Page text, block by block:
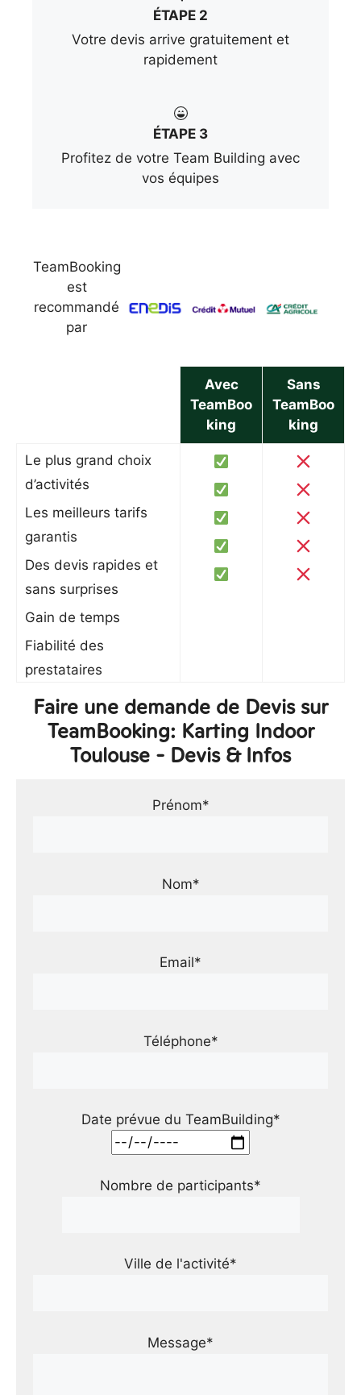
ÉTAPE 2
Votre devis arrive gratuitement et
rapidement
ÉTAPE 3
Profitez de votre Team Building avec
vos équipes
TeamBooking
est
recommandé
par
Avec
TeamBoo
king
Sans
TeamBoo
king
Le plus grand choix
d’activités
Les meilleurs tarifs
garantis
Des devis rapides et
sans surprises
Gain de temps
Fiabilité des
prestataires
Faire une demande de Devis sur
TeamBooking: Karting Indoor
Toulouse - Devis & Infos
Prénom*
Nom*
Email*
Téléphone*
Date prévue du TeamBuilding*
Nombre de participants*
Ville de l'activité*
Message*